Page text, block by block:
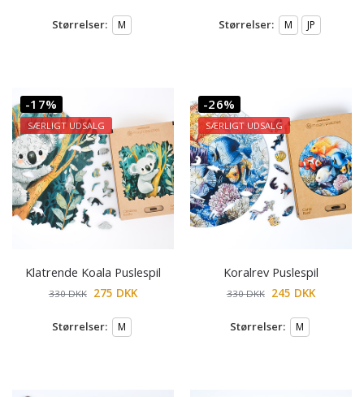
Størrelser: M Størrelser: M JP
-17%
SÆRLIGT UDSALG
Klatrende Koala Puslespil
330DKK 275 DKK
Størrelser: M
-26%
SÆRLIGT UDSALG
Koralrev Puslespil
330DKK 245 DKK
Størrelser: M